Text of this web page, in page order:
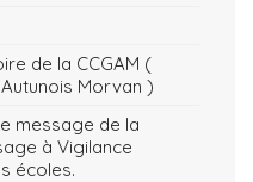
de la CCGAM (
Morvan )
message de la
à Vigilance
écoles.